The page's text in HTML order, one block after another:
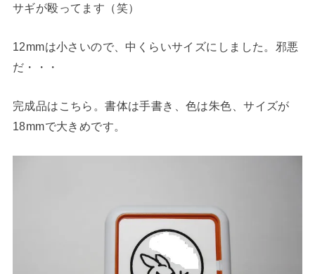
サギが殴ってます（笑）
12mmは小さいので、中くらいサイズにしました。邪悪
だ・・・
完成品はこちら。書体は手書き、色は朱色、サイズが
18mmで大きめです。